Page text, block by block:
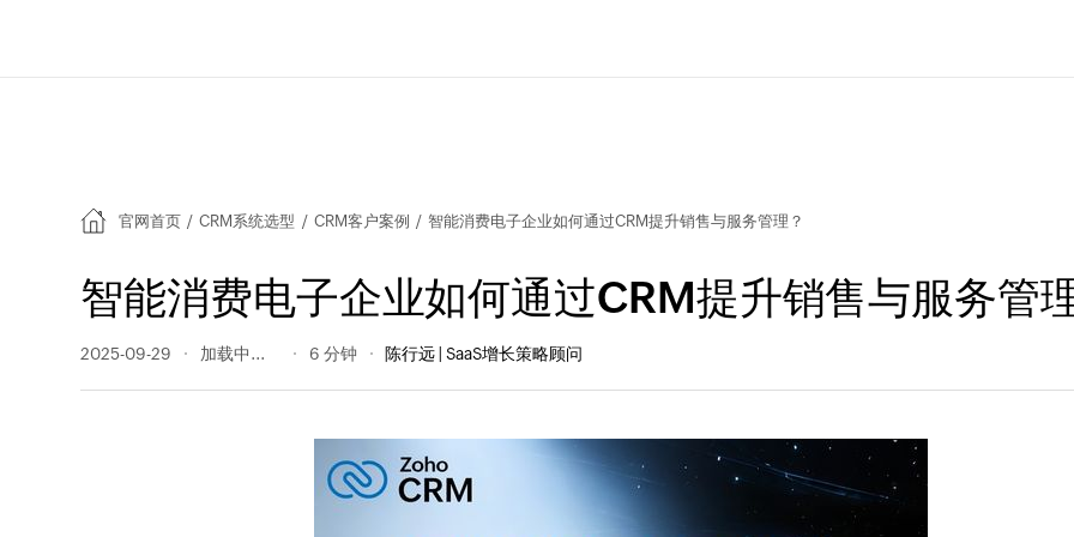
官网首页 / CRM系统选型 / CRM客户案例 / 智能消费电子企业如何通过CRM提升销售与服务管理？
智能消费电子企业如何通过CRM提升销售与服务管
2025-09-29 182 阅读量 6 分钟 陈行远 | SaaS增长策略顾问